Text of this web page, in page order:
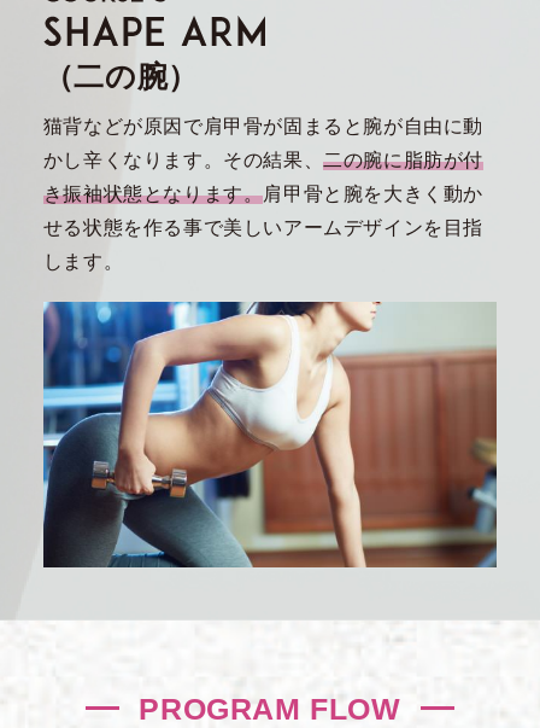
（二の腕）
猫背などが原因で肩甲骨が固まると腕が自由に動
かし辛くなります。その結果、二の腕に脂肪が付
き振袖状態となります。肩甲骨と腕を大きく動か
せる状態を作る事で美しいアームデザインを目指
します。
PROGRAM FLOW